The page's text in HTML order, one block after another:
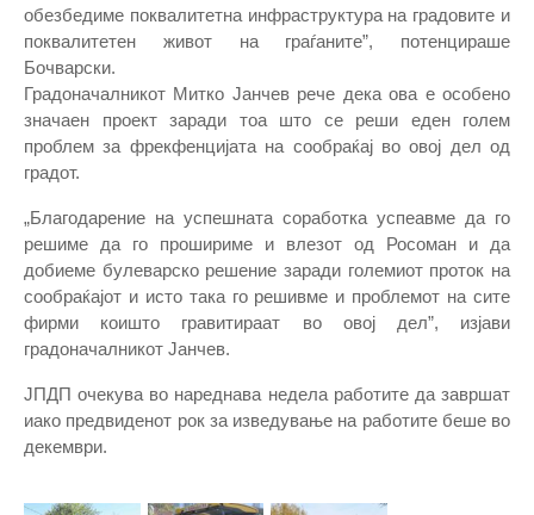
обезбедиме поквалитетна инфраструктура на градовите и
поквалитетен живот на граѓаните”, потенцираше
Бочварски.
Градоначалникот Митко Јанчев рече дека ова е особено
значаен проект заради тоа што се реши еден голем
проблем за фрекфенцијата на сообраќај во овој дел од
градот.
„Благодарение на успешната соработка успеавме да го
решиме да го прошириме и влезот од Росоман и да
добиеме булеварско решение заради големиот проток на
сообраќајот и исто така го решивме и проблемот на сите
фирми коишто гравитираат во овој дел”, изјави
градоначалникот Јанчев.
ЈПДП очекува во нареднава недела работите да завршат
иако предвиденот рок за изведување на работите беше во
декември.